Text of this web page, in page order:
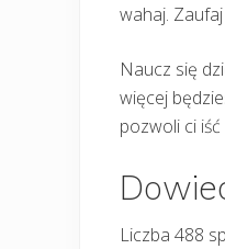
wahaj.
Naucz się
więcej
pozwoli ci
Liczba 488